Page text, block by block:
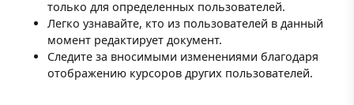
только для определенных пользователей.
Легко узнавайте, кто из пользователей в данный
момент редактирует документ.
Следите за вносимыми изменениями благодаря
отображению курсоров других пользователей.